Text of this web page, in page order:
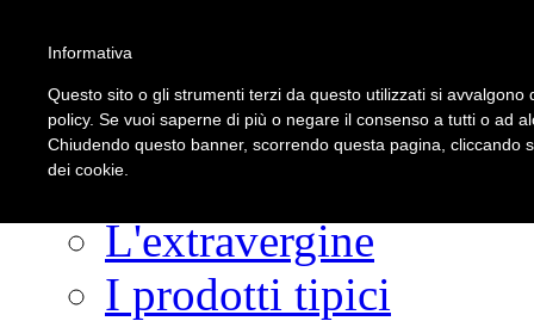
La Strada
Fascino Verde Agento
L'extravergine
I prodotti tipici
Informativa
Questo sito o gli strumenti terzi da questo utilizzati si
policy. Se vuoi saperne di più o negare il consenso a tutti o ad
Chiudendo questo banner, scorrendo questa pagina, cliccando
dei cookie.